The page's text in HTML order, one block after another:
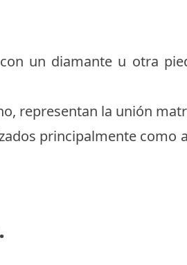
un diamante u otra
representan la unión
principalmente como